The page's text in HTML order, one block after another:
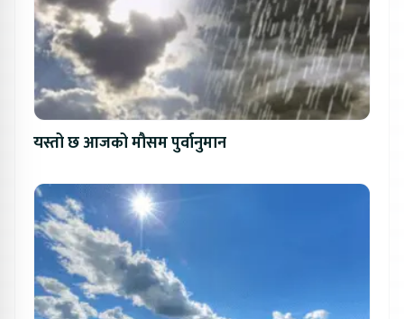
यस्तो छ आजको मौसम पुर्वानुमान